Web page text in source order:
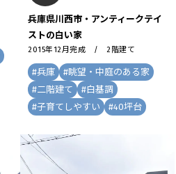
兵庫県川西市・アンティークテイ
ストの白い家
2015年12月完成 / 2階建て
#兵庫 #眺望・中庭のある家
#二階建て #白基調
#子育てしやすい #40坪台